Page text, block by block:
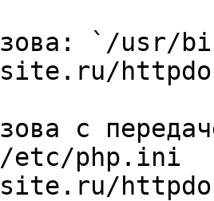
`/usr/
site.ru/
с
etc/php.ini
site.ru/